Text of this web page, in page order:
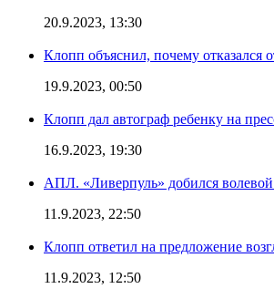
20.9.2023, 13:30
Клопп объяснил, почему отказался
19.9.2023, 00:50
Клопп дал автограф ребенку на
16.9.2023, 19:30
АПЛ. «Ливерпуль» добился
11.9.2023, 22:50
Клопп ответил на предложение
11.9.2023, 12:50